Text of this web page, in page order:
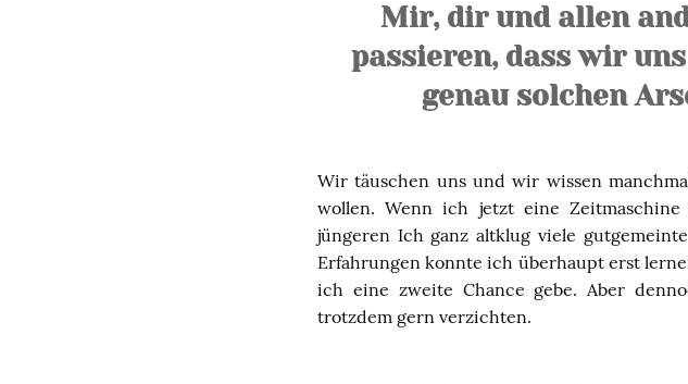
Mir, dir und allen
passieren, dass wir
genau solchen
Wir täuschen uns und wir wissen
wollen. Wenn ich jetzt eine
jüngeren Ich ganz altklug viele
Erfahrungen konnte ich überhaupt erst
ich eine zweite Chance gebe. Aber
trotzdem gern verzichten.